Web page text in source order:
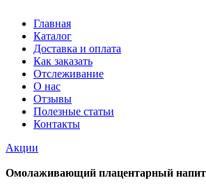
Главная
Каталог
Доставка и оплата
Как заказать
Отслеживание
О нас
Отзывы
Полезные статьи
Контакты
Акции
Омолаживающий плацентарный